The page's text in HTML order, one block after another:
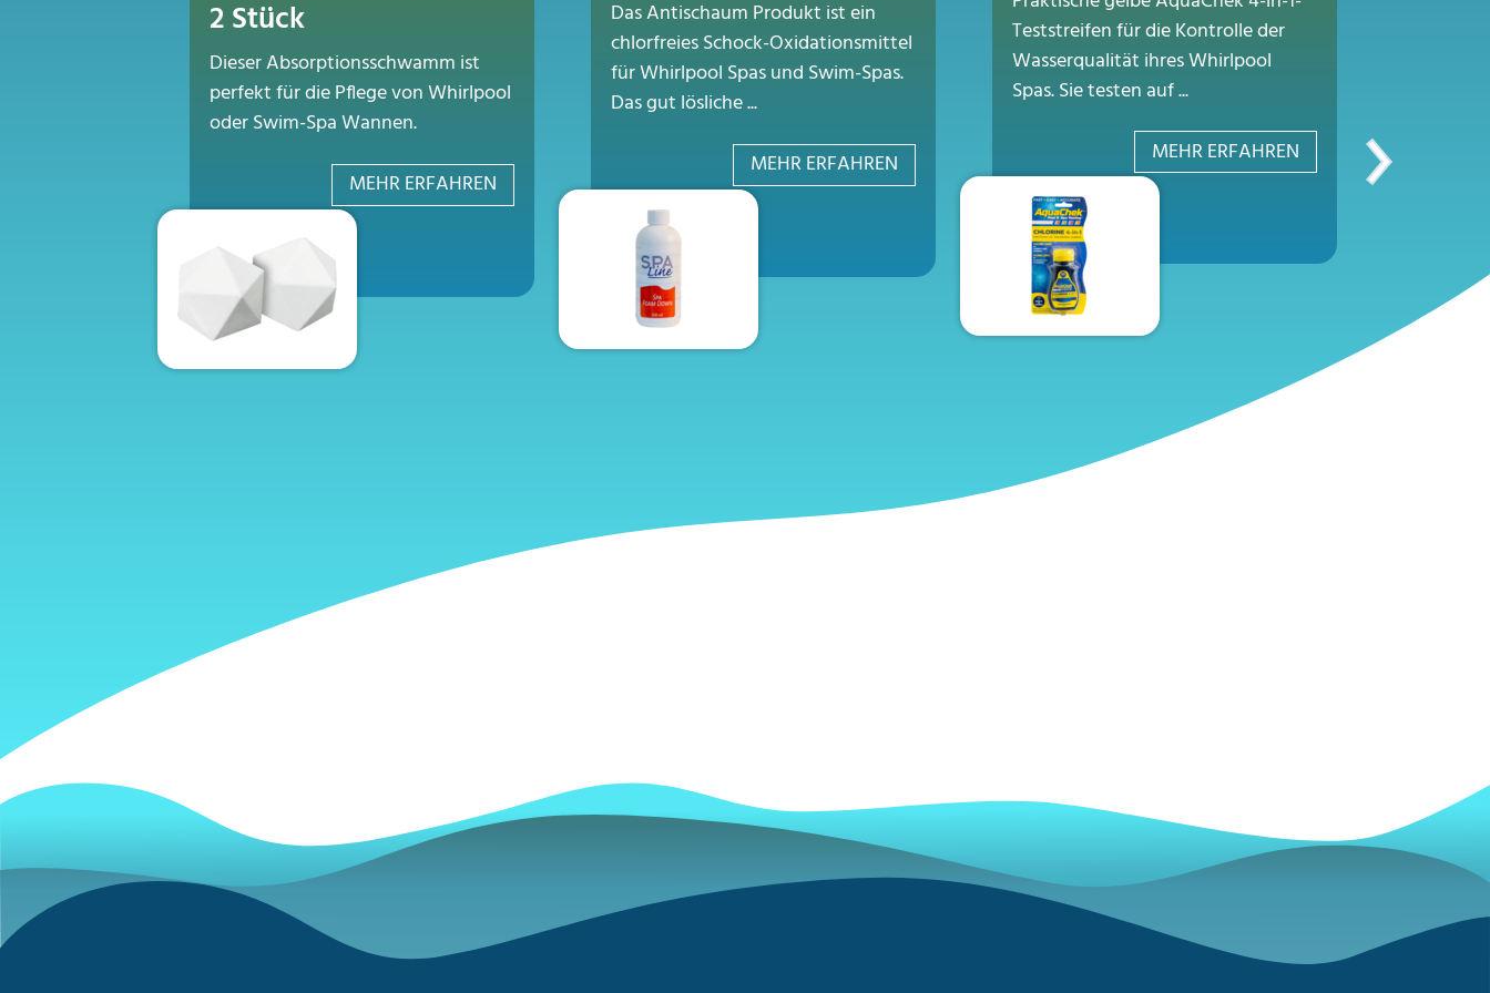
2 Stück
Dieser Absorptionsschwamm ist
perfekt für die Pflege von Whirlpool
oder Swim-Spa Wannen.
MEHR ERFAHREN
Das Antischaum Produkt ist ein
chlorfreies Schock-Oxidationsmittel
für Whirlpool Spas und Swim-Spas.
Das gut lösliche ...
MEHR ERFAHREN
Teststreifen für die Kontrolle der
Wasserqualität ihres Whirlpool
Spas. Sie testen auf ...
MEHR ERFAHREN